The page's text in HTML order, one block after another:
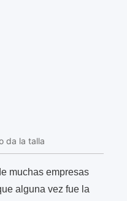
da la talla
muchas empresas
alguna vez fue la